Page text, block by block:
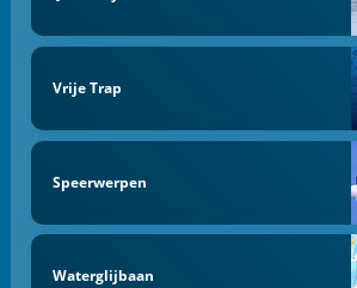
Vrije Trap
Speerwerpen
Waterglijbaan